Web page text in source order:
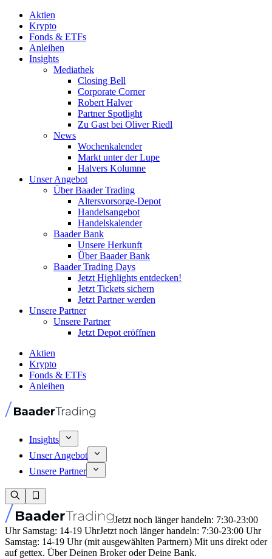
Aktien
Krypto
Fonds & ETFs
Anleihen
Insights
Mediathek
Closing Bell
Corporate Corner
Robert Halver
Partner Spotlight
Zu Gast bei Oliver Riedl
News
Wochenkalender
Markt unter der Lupe
Halvers Kolumne
Unser Angebot
Über Baader Trading
Altersvorsorge-Depot
Handelsangebot
Handelskalender
Baader Bank
Unsere Herkunft
Über Baader Bank
Baader Trading Days
Jetzt Highlights entdecken!
Jetzt Tickets sichern
Jetzt Partner werden
Unsere Partner
Unsere Partner
Jetzt Depot eröffnen
Aktien
Krypto
Fonds & ETFs
Anleihen
Insights
Unser Angebot
Unsere Partner
Jetzt noch länger handeln: 7:30-23:00
Uhr Samstag: 14-19 UhrJetzt noch länger handeln: 7:30-23:00 Uhr
Samstag: 14-19 Uhr (mit ausgewählten Partnern) Mit uns direkt oder
auf gettex. Über Deinen Broker oder Deine Bank.